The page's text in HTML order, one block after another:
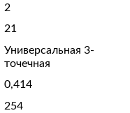
2
21
Универсальная 3-
точечная
0,414
254